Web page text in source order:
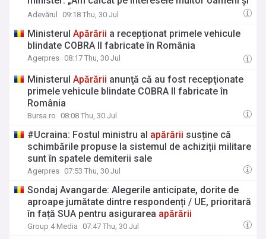
companii“
Adevărul 09:18 Thu, 30 Jul
MinisterulApărării a recepționat primele vehicule
blindate COBRA II fabricate în România
Agerpres 08:17 Thu, 30 Jul
MinisterulApărării anunţă că au fost recepţionate
primele vehicule blindate COBRA II fabricate în
România
Bursa.ro 08:08 Thu, 30 Jul
#Ucraina: Fostul ministru al apărării susține că
schimbările propuse la sistemul de achiziții militare
sunt în spatele demiterii sale
Agerpres 07:53 Thu, 30 Jul
Sondaj Avangarde: Alegerile anticipate, dorite de
aproape jumătate dintre respondenți / UE, prioritară
în față SUA pentru asigurarea apărării
Group 4 Media 07:47 Thu, 30 Jul